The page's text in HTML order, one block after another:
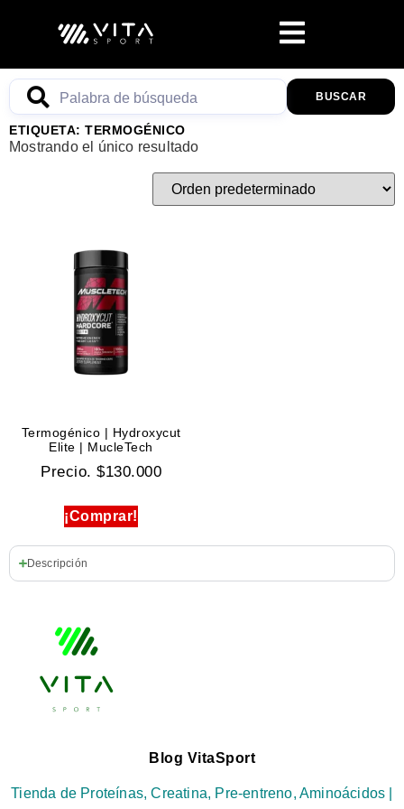
BUSCAR
ETIQUETA: TERMOGÉNICO
Mostrando el único resultado
Termogénico | Hydroxycut
Elite | MucleTech
Precio. $130.000
¡Comprar!
Descripción
Blog VitaSport
Tienda de Proteínas, Creatina, Pre-entreno, Aminoácidos |